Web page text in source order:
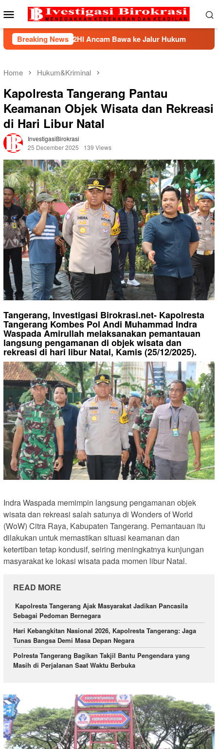
to
Mobile
Menu
Breaking News
Ancam Bawa ke Jalur Hukum Kemnaker
Home Hukum&Kriminal
Kapolresta Tangerang Pantau
Keamanan Objek Wisata dan Rekreasi
di Hari Libur Natal
InvestigasiBirokrasi
25 December 2025
139 Views
Tangerang, Investigasi Birokrasi.net- Kapolresta
Tangerang Kombes Pol Andi Muhammad Indra
Waspada Amirullah melaksanakan pemantauan
langsung pengamanan di objek wisata dan
rekreasi di hari libur Natal, Kamis (25/12/2025).
Indra Waspada memimpin langsung pengamanan objek
wisata dan rekreasi salah satunya di Wonders of World
(WoW) Citra Raya, Kabupaten Tangerang. Pemantauan itu
dilakukan untuk memastikan situasi keamanan dan
ketertiban tetap kondusif, seiring meningkatnya kunjungan
masyarakat ke lokasi wisata pada momen libur Natal.
READ MORE
Kapolresta Tangerang Ajak Masyarakat Jadikan Pancasila
Sebagai Pedoman Bernegara
Hari Kebangkitan Nasional 2026, Kapolresta Tangerang: Jaga
Tunas Bangsa Demi Masa Depan Negara
Polresta Tangerang Bagikan Takjil Bantu Pengendara yang
Masih di Perjalanan Saat Waktu Berbuka